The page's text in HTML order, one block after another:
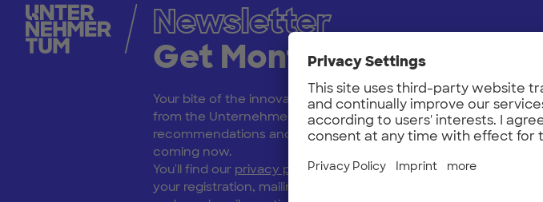
Newsletter
Get Monthly Updates
Your bite of the innovation scene: stay up to date with news
from the UnternehmerTUM network and our event
recommendations and discover which startups are up and
coming now.
You'll find our privacy policywith information on logging
your registration, mailings via Mailchimp, statistical analysis,